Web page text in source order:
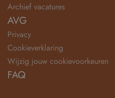
Archief vacatures
AVG
Privacy
Cookieverklaring
Wijzig jouw cookievoorkeuren
FAQ